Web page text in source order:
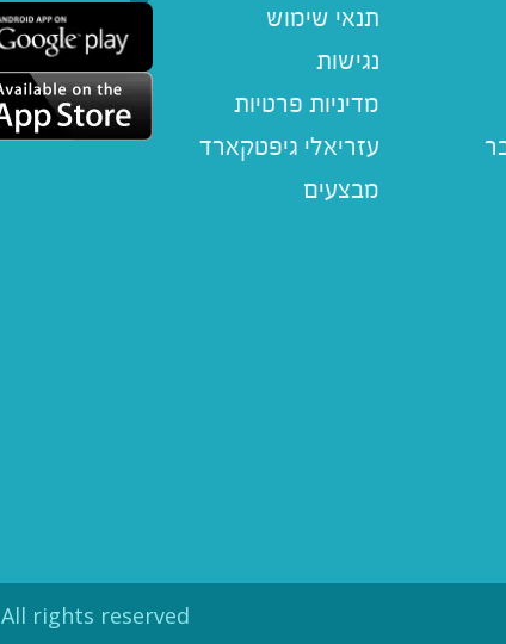
תנאי שימוש
נגישות
מדיניות פרטיות
עזריאלי גיפטקארד
מבצעים
All rights reserved |